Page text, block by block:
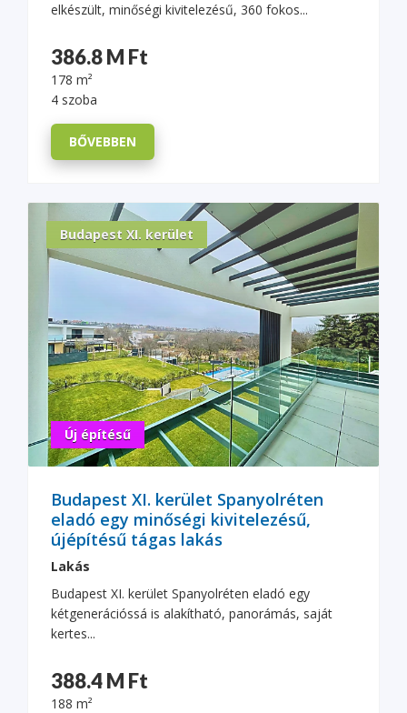
elkészült, minőségi kivitelezésű, 360 fokos...
386.8 M Ft
178 m²
4 szoba
BŐVEBBEN
Budapest XI. kerület
Új építésű
Budapest XI. kerület Spanyolréten
eladó egy minőségi kivitelezésű,
újépítésű tágas lakás
Lakás
Budapest XI. kerület Spanyolréten eladó egy
kétgenerációssá is alakítható, panorámás, saját
kertes...
388.4 M Ft
188 m²